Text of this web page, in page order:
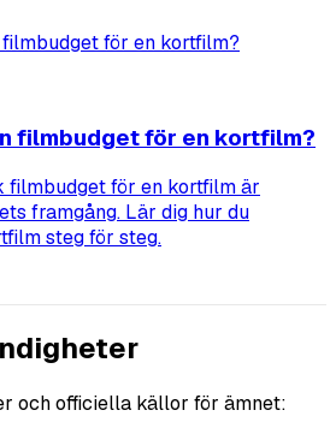
filmbudget för en kortfilm?
filmbudget för en kortfilm är
framgång. Lär dig hur du
steg för steg.
och officiella källor för ämnet: